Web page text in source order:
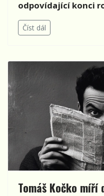
odpovídající konci
Číst dál
Tomáš Kočko míří